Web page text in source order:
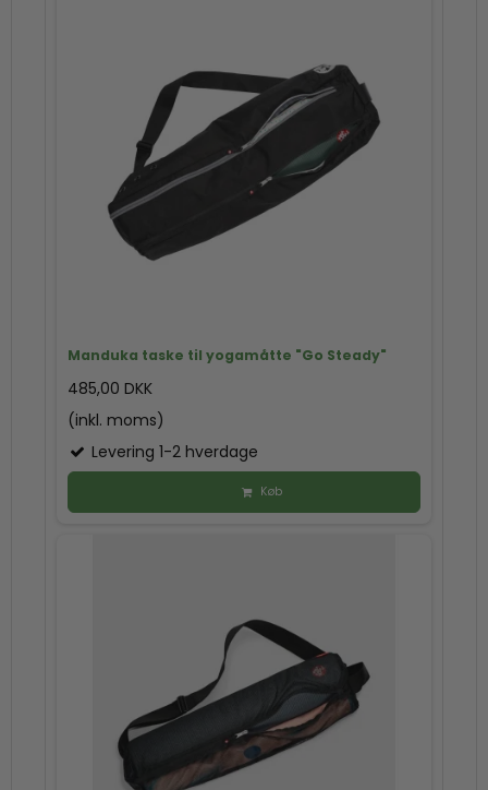
Manduka taske til yogamåtte "Go Steady"
485,00 DKK
(inkl. moms)
Levering 1-2 hverdage
Køb